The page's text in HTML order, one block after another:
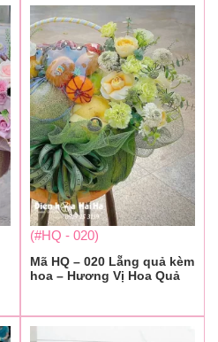
(#HQ - 020)
Mã HQ – 020 Lẵng quả kèm
hoa – Hương Vị Hoa Quả